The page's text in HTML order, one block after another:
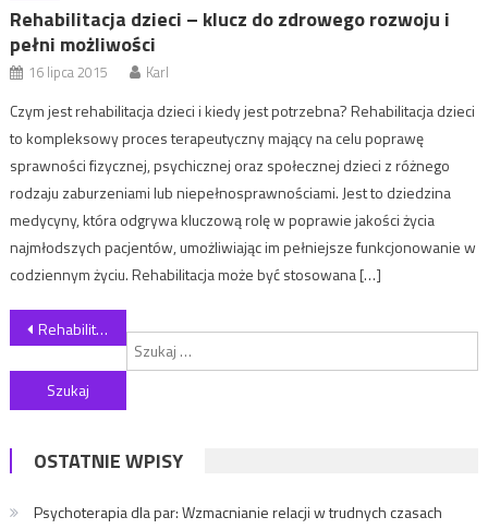
Rehabilitacja dzieci – klucz do zdrowego rozwoju i
pełni możliwości
16 lipca 2015 Karl
Czym jest rehabilitacja dzieci i kiedy jest potrzebna? Rehabilitacja dzieci
to kompleksowy proces terapeutyczny mający na celu poprawę
sprawności fizycznej, psychicznej oraz społecznej dzieci z różnego
rodzaju zaburzeniami lub niepełnosprawnościami. Jest to dziedzina
medycyny, która odgrywa kluczową rolę w poprawie jakości życia
najmłodszych pacjentów, umożliwiając im pełniejsze funkcjonowanie w
codziennym życiu. Rehabilitacja może być stosowana […]
Nawigacja wpisu
Rehabilitacja dzieci – klucz do zdrowego rozwoju i pełni możliwości
OSTATNIE WPISY
Psychoterapia dla par: Wzmacnianie relacji w trudnych czasach